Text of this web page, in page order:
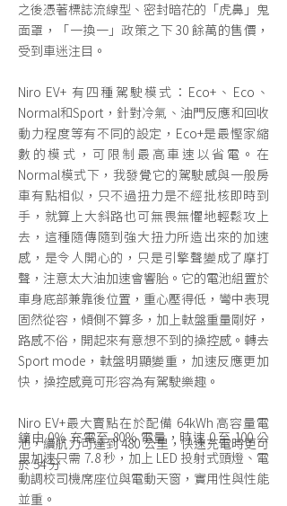
之後憑著標誌流線型、密封暗花的「虎鼻」鬼
面罩，「一換一」政策之下 30 餘萬的售價，
受到車迷注目。
Niro EV+ 有四種駕駛模式：Eco+、Eco、
Normal和Sport，針對冷氣、油門反應和回收
動力程度等有不同的設定，Eco+是最慳家縮
數的模式，可限制最高車速以省電。在
Normal模式下，我發覺它的駕駛感與一般房
車有點相似，只不過扭力是不經批核即時到
手，就算上大斜路也可無畏無懼地輕鬆攻上
去，這種隨傳隨到強大扭力所造出來的加速
感，是令人開心的，只是引擎聲變成了摩打
聲，注意太大油加速會響胎。它的電池組置於
車身底部兼靠後位置，重心壓得低，彎中表現
固然從容，傾側不算多，加上軚盤重量剛好，
路感不俗，開起來有意想不到的操控感。轉去
Sport mode，軚盤明顯變重，加速反應更加
快，操控感竟可形容為有駕駛樂趣。
Niro EV+最大賣點在於配備 64kWh 高容量電
池，續航力可達到 480 公里，快速充電時更可
於 54 分
鐘由 0％ 充電至 80% 電量，時速 0 至 100 公
里加速只需 7.8 秒，加上 LED 投射式頭燈、電
動調校司機席座位與電動天窗，實用性與性能
並重。